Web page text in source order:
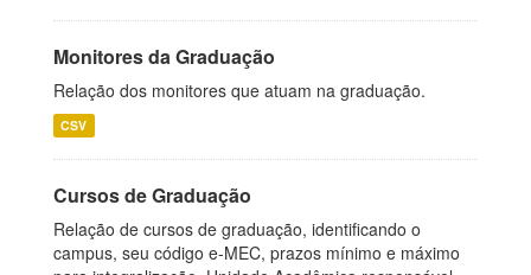
Monitores da Graduação
Relação dos monitores que atuam na graduação.
CSV
Cursos de Graduação
Relação de cursos de graduação, identificando o
campus, seu código e-MEC, prazos mínimo e máximo